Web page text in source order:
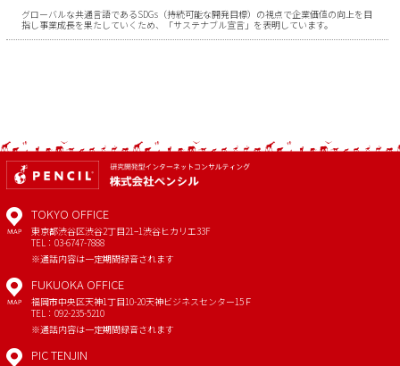
グローバルな共通言語であるSDGs（持続可能な開発目標）の視点で企業価値の向上を目
指し事業成長を果たしていくため、「サステナブル宣言」を表明しています。
MAP
TOKYO OFFICE
東京都渋谷区渋谷2丁目21−1渋谷ヒカリエ33F
TEL：03-6747-7888
※通話内容は一定期間録音されます
MAP
FUKUOKA OFFICE
福岡市中央区天神1丁目10-20天神ビジネスセンター15Ｆ
TEL：092-235-5210
※通話内容は一定期間録音されます
PIC TENJIN